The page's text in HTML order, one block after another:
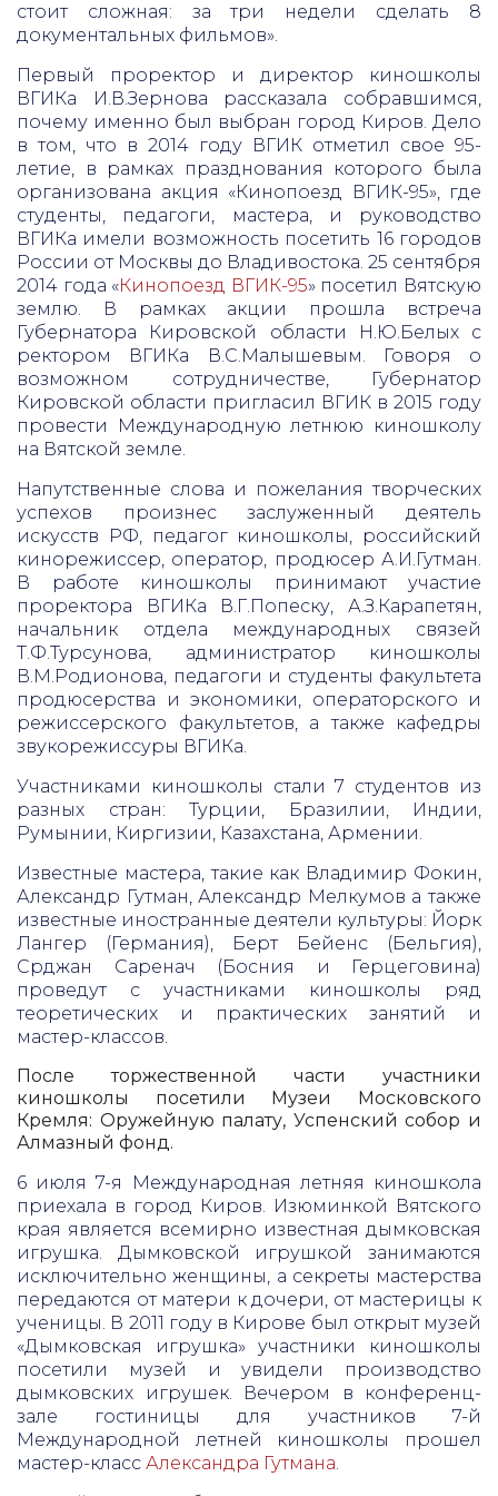
стоит сложная: за три недели сделать 8
документальных фильмов».
Первый проректор и директор киношколы
ВГИКа И.В.Зернова рассказала собравшимся,
почему именно был выбран город Киров. Дело
в том, что в 2014 году ВГИК отметил свое 95-
летие, в рамках празднования которого была
организована акция «Кинопоезд ВГИК-95», где
студенты, педагоги, мастера, и руководство
ВГИКа имели возможность посетить 16 городов
России от Москвы до Владивостока. 25 сентября
2014 года «Кинопоезд ВГИК-95» посетил Вятскую
землю. В рамках акции прошла встреча
Губернатора Кировской области Н.Ю.Белых с
ректором ВГИКа В.С.Малышевым. Говоря о
возможном сотрудничестве, Губернатор
Кировской области пригласил ВГИК в 2015 году
провести Международную летнюю киношколу
на Вятской земле.
Напутственные слова и пожелания творческих
успехов произнес заслуженный деятель
искусств РФ, педагог киношколы, российский
кинорежиссер, оператор, продюсер А.И.Гутман.
В работе киношколы принимают участие
проректора ВГИКа В.Г.Попеску, А.З.Карапетян,
начальник отдела международных связей
Т.Ф.Турсунова, администратор киношколы
В.М.Родионова, педагоги и студенты факультета
продюсерства и экономики, операторского и
режиссерского факультетов, а также кафедры
звукорежиссуры ВГИКа.
Участниками киношколы стали 7 студентов из
разных стран: Турции, Бразилии, Индии,
Румынии, Киргизии, Казахстана, Армении.
Известные мастера, такие как Владимир Фокин,
Александр Гутман, Александр Мелкумов а также
известные иностранные деятели культуры: Йорк
Лангер (Германия), Берт Бейенс (Бельгия),
Срджан Саренач (Босния и Герцеговина)
проведут с участниками киношколы ряд
теоретических и практических занятий и
мастер-классов.
После торжественной части участники
киношколы посетили Музеи Московского
Кремля: Оружейную палату, Успенский собор и
Алмазный фонд.
6 июля 7-я Международная летняя киношкола
приехала в город Киров. Изюминкой Вятского
края является всемирно известная дымковская
игрушка. Дымковской игрушкой занимаются
исключительно женщины, а секреты мастерства
передаются от матери к дочери, от мастерицы к
ученицы. В 2011 году в Кирове был открыт музей
«Дымковская игрушка» участники киношколы
посетили музей и увидели производство
дымковских игрушек. Вечером в конференц-
зале гостиницы для участников 7-й
Международной летней киношколы прошел
мастер-класс Александра Гутмана.